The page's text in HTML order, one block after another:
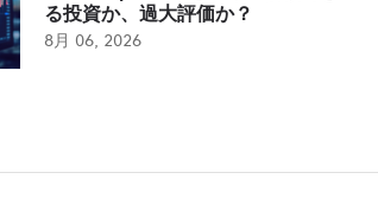
る投資か、過大評価か？
8月 06, 2026